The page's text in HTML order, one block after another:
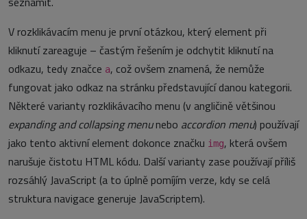
V rozklikávacím menu je první otázkou, který element při
kliknutí zareaguje – častým řešením je odchytit kliknutí na
odkazu, tedy značce a, což ovšem znamená, že nemůže
fungovat jako odkaz na stránku představující danou kategorii.
Některé varianty rozklikávacího menu (v angličině většinou
expanding and collapsing menunebo accordion menu) používají
jako tento aktivní element dokonce značku img, která ovšem
narušuje čistotu HTML kódu. Další varianty zase používají příliš
rozsáhlý JavaScript (a to úplně pomíjím verze, kdy se celá
struktura navigace generuje JavaScriptem).